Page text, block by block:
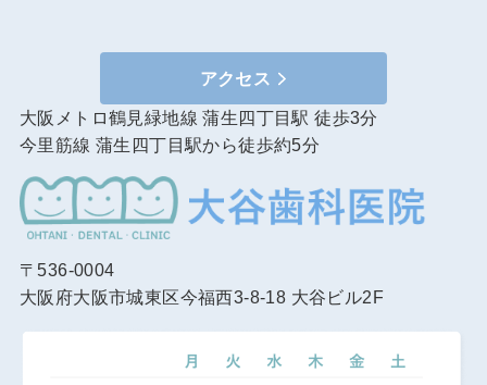
〒536-0004
大阪府大阪市城東区今福西3-8-18 大谷ビル2F
大阪メトロ鶴見緑地線 蒲生四丁目駅 徒歩3分
今里筋線 蒲生四丁目駅から徒歩約5分
アクセス